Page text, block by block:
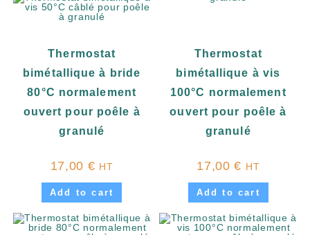
Thermostat
bimétallique à bride
80°C normalement
ouvert pour poêle à
granulé
17,00 € HT
Add to cart
Thermostat
bimétallique à vis
100°C normalement
ouvert pour poêle à
granulé
17,00€ HT
Add to cart